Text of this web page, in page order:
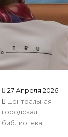
27 Апреля 2026
Центральная
городская
библиотека